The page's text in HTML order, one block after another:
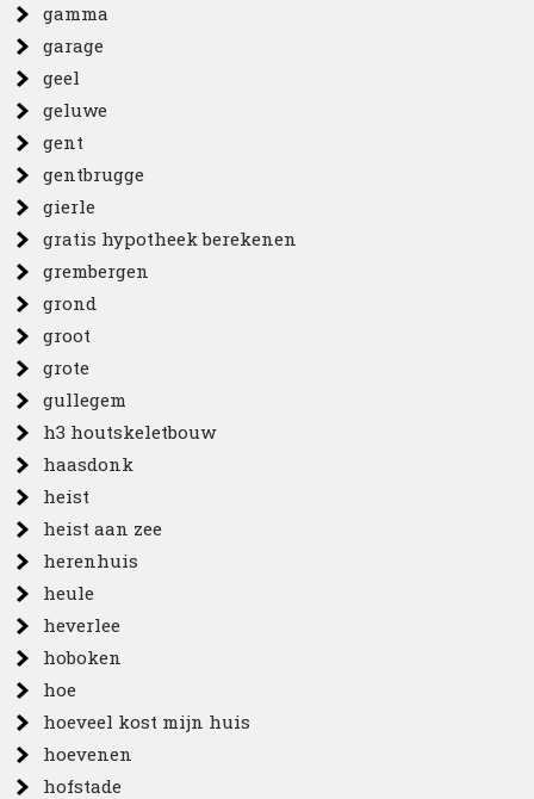
gamma
garage
geel
geluwe
gent
gentbrugge
gierle
gratis hypotheek berekenen
grembergen
grond
groot
grote
gullegem
h3 houtskeletbouw
haasdonk
heist
heist aan zee
herenhuis
heule
heverlee
hoboken
hoe
hoeveel kost mijn huis
hoevenen
hofstade